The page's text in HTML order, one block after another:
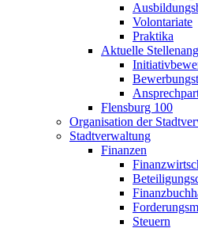
Volontariate
Praktika
Aktuelle
Flensburg 100
Organisation der
Stadtverwaltung
Finanzen
Steuern